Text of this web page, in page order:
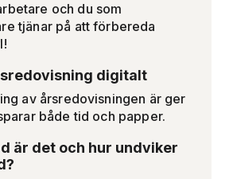
och du som
tjänar på att förbereda
digitalt
av årsredovisningen är ger
både tid och papper.
är det och hur undviker